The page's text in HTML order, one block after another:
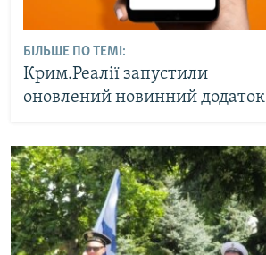
БІЛЬШЕ ПО ТЕМІ:
Крим.Реалії запустили
оновлений новинний додаток